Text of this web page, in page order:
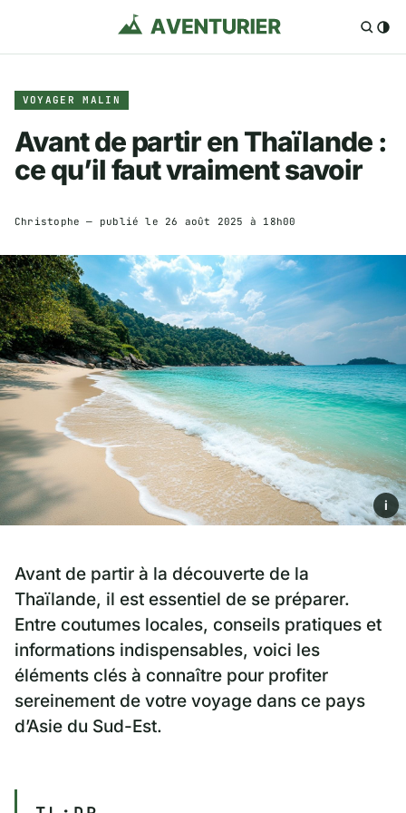
VOYAGER MALIN
Avant de partir en Thaïlande :
ce qu’il faut vraiment savoir
Christophe — publié le 26 août 2025 à 18h00
i
Avant de partir à la découverte de la
Thaïlande, il est essentiel de se préparer.
Entre coutumes locales, conseils pratiques et
informations indispensables, voici les
éléments clés à connaître pour profiter
sereinement de votre voyage dans ce pays
d’Asie du Sud-Est.